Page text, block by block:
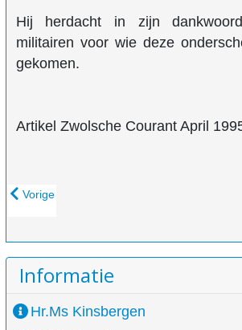
Hij herdacht in zijn
militairen voor wie deze
gekomen.
Artikel Zwolsche Courant April
Vorig artikel: Krans bij momument
Vorige
Informatie
Hr.Ms Kinsbergen